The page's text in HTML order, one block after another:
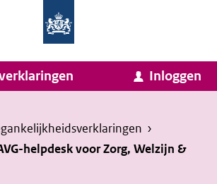
van
Zaken
en
Homepage
van
Invulassistent
Toegankelijkheidsverklaring
Inloggen
›
helpdesk voor Zorg, Welzijn &